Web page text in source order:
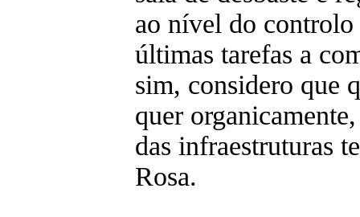
ao nível do controlo
últimas tarefas a
sim, considero que
quer
das infraestruturas
Rosa.